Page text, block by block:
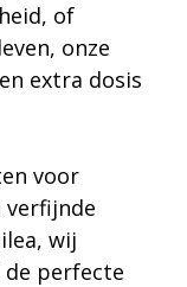
of
onze
extra dosis
voor
wij
de perfecte